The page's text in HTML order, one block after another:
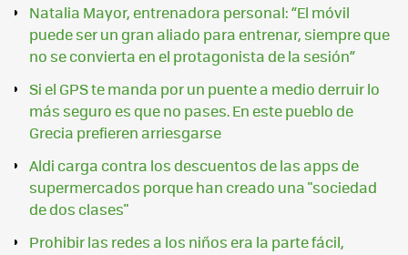
Natalia Mayor, entrenadora personal: “El móvil
puede ser un gran aliado para entrenar, siempre que
no se convierta en el protagonista de la sesión”
Si el GPS te manda por un puente a medio derruir lo
más seguro es que no pases. En este pueblo de
Grecia prefieren arriesgarse
Aldi carga contra los descuentos de las apps de
supermercados porque han creado una "sociedad
de dos clases"
Prohibir las redes a los niños era la parte fácil,